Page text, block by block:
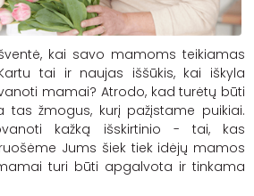
kai savo mamoms teikiamas
tai ir naujas iššūkis, kai iškyla
mamai? Atrodo, kad turėtų būti
tas žmogus, kurį pažįstame puikiai.
kažką išskirtinio - tai, kas
Jums šiek tiek idėjų mamos
turi būti apgalvota ir tinkama